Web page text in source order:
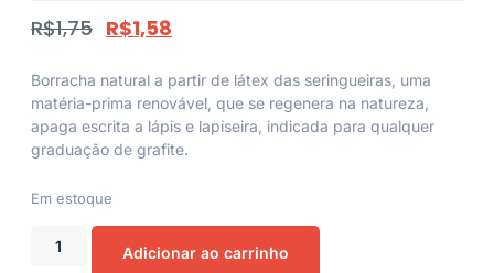
R$1,75 R$1,58
Borracha natural a partir de látex das seringueiras, uma
matéria-prima renovável, que se regenera na natureza,
apaga escrita a lápis e lapiseira, indicada para qualquer
graduação de grafite.
Em estoque
Adicionar ao carrinho